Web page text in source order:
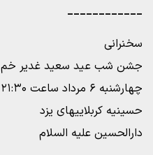
____________
سخنرانی
جشن شب عید سعید غدیر خم
چهارشنبه ۶ مرداد ساعت ۲۱:۳۰
حسینیه کربلاییهای یزد
دارالحسین علیه السلام